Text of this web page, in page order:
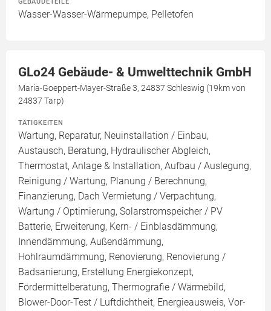
Wasser-Wasser-Wärmepumpe, Pelletofen
GLo24 Gebäude- & Umwelttechnik GmbH
Maria-Goeppert-Mayer-Straße 3, 24837 Schleswig (19km von
24837 Tarp)
TÄTIGKEITEN
Wartung, Reparatur, Neuinstallation / Einbau,
Austausch, Beratung, Hydraulischer Abgleich,
Thermostat, Anlage & Installation, Aufbau / Auslegung,
Reinigung / Wartung, Planung / Berechnung,
Finanzierung, Dach Vermietung / Verpachtung,
Wartung / Optimierung, Solarstromspeicher / PV
Batterie, Erweiterung, Kern- / Einblasdämmung,
Innendämmung, Außendämmung,
Hohlraumdämmung, Renovierung, Renovierung /
Badsanierung, Erstellung Energiekonzept,
Fördermittelberatung, Thermografie / Wärmebild,
Blower-Door-Test / Luftdichtheit, Energieausweis, Vor-